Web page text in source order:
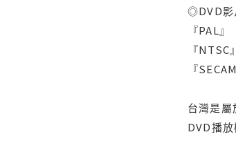
◎DVD影
『PAL
『
『
台灣是屬
DVD播